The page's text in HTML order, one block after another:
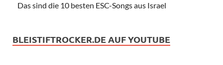
Das sind die 10 besten ESC-Songs aus Israel
BLEISTIFTROCKER.DE AUF YOUTUBE